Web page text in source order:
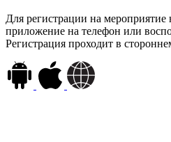
Для регистрации на мероприятие
приложение на телефон или
Регистрация проходит в